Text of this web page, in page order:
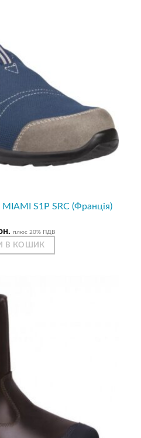
MIAMI S1P SRC (Франція)
плюс 20% ПДВ
В КОШИК